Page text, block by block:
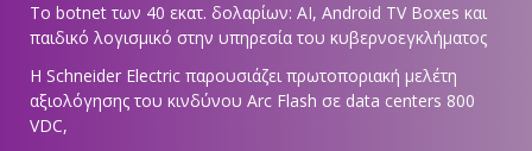
Το botnet των 40 εκατ. δολαρίων: AI, Android TV Boxes και
παιδικό λογισμικό στην υπηρεσία του κυβερνοεγκλήματος
Η Schneider Electric παρουσιάζει πρωτοποριακή μελέτη
αξιολόγησης του κινδύνου Arc Flash σε data centers 800
VDC,